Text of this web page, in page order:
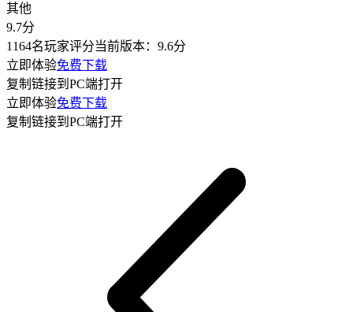
其他
9.7分
1164名玩家评分当前版本： 9.6分
立即体验免费下载
复制链接到PC端打开
立即体验免费下载
复制链接到PC端打开